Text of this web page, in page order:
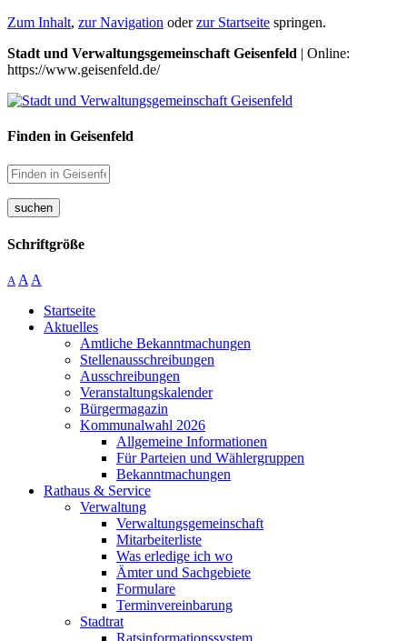
Zum Inhalt, zur Navigation oderzur Startseite springen.
Stadt und Verwaltungsgemeinschaft Geisenfeld | Online:
https://www.geisenfeld.de/
Finden in Geisenfeld
suchen
Schriftgröße
A A A
Startseite
Aktuelles
Amtliche Bekanntmachungen
Stellenausschreibungen
Ausschreibungen
Veranstaltungskalender
Bürgermagazin
Kommunalwahl 2026
Allgemeine Informationen
Für Parteien und Wählergruppen
Bekanntmachungen
Rathaus & Service
Verwaltung
Verwaltungsgemeinschaft
Mitarbeiterliste
Was erledige ich wo
Ämter und Sachgebiete
Formulare
Terminvereinbarung
Stadtrat
Ratsinformationssystem